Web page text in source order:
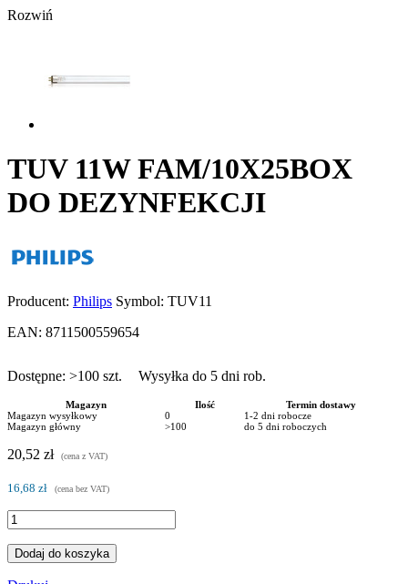
Rozwiń
TUV 11W FAM/10X25BOX
DO DEZYNFEKCJI
Producent: Philips Symbol: TUV11
EAN: 8711500559654
Dostępne: >100 szt. Wysyłka do 5 dni rob.
Magazyn Ilość
Termin dostawy
Magazyn wysyłkowy
0
1-2 dni robocze
Magazyn główny
>100 do 5 dni roboczych
20,52 zł (cena z VAT)
16,68 zł (cena bez VAT)
Dodaj do koszyka